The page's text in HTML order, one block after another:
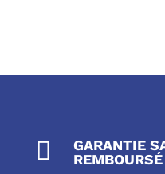

GARANTIE
REMBOURSÉ